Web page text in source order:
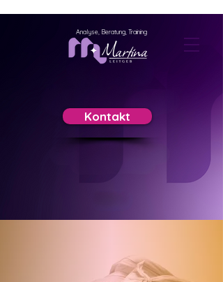
Analyse, Beratung, Training
Kontakt